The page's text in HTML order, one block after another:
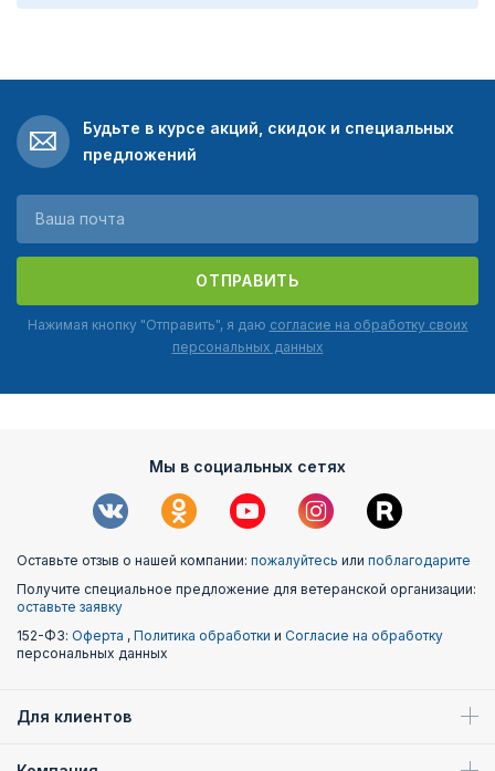
Будьте в курсе акций, скидок и специальных
предложений
ОТПРАВИТЬ
Нажимая кнопку "Отправить", я даю согласие на обработку своих
персональных данных
Мы в социальных сетях
Оставьте отзыв о нашей компании: пожалуйтесь или поблагодарите
Получите специальное предложение для ветеранской организации:
оставьте заявку
152-ФЗ: Оферта , Политика обработки и Согласие на обработку
персональных данных
Для клиентов